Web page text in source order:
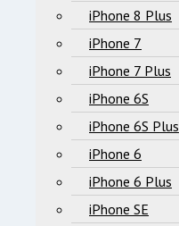
iPhone 8 Plus
iPhone 7
iPhone 7 Plus
iPhone 6S
iPhone 6S Plus
iPhone 6
iPhone 6 Plus
iPhone SE